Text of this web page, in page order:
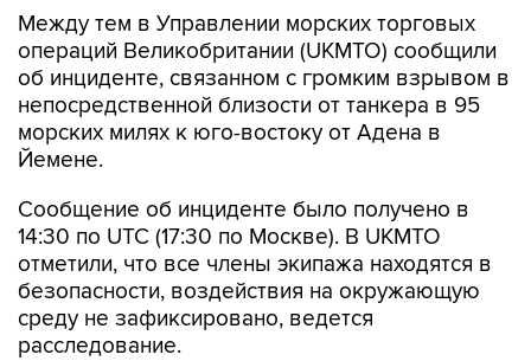
Между тем в Управлении морских торговых
операций Великобритании (UKMTO) сообщили
об инциденте, связанном с громким взрывом в
непосредственной близости от танкера в 95
морских милях к юго-востоку от Адена в
Йемене.
Сообщение об инциденте было получено в
14:30 по UTC (17:30 по Москве). В UKMTO
отметили, что все члены экипажа находятся в
безопасности, воздействия на окружающую
среду не зафиксировано, ведется
расследование.